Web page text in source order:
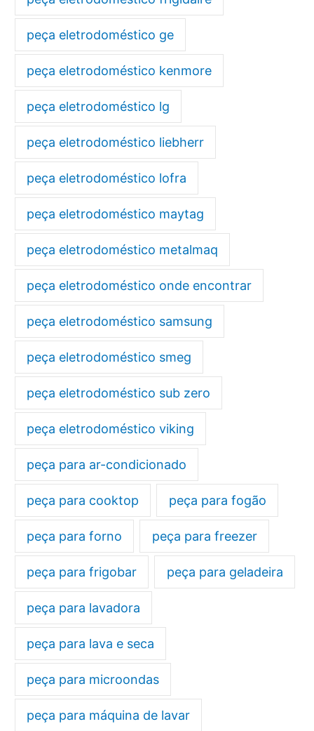
peça eletrodoméstico ge
peça eletrodoméstico kenmore
peça eletrodoméstico lg
peça eletrodoméstico liebherr
peça eletrodoméstico lofra
peça eletrodoméstico maytag
peça eletrodoméstico metalmaq
peça eletrodoméstico onde encontrar
peça eletrodoméstico samsung
peça eletrodoméstico smeg
peça eletrodoméstico sub zero
peça eletrodoméstico viking
peça para ar-condicionado
peça para cooktop peça para fogão
peça para forno peça para freezer
peça para frigobar peça para geladeira
peça para lavadora
peça para lava e seca
peça para microondas
peça para máquina de lavar